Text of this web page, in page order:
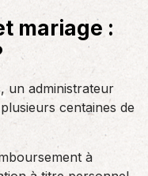
mariage :
un administrateur
centaines de
à